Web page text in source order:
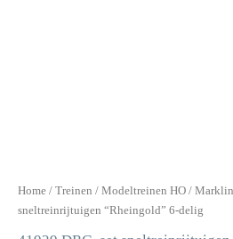
Home / Treinen / Modeltreinen HO / Marklin
sneltreinrijtuigen “Rheingold” 6-delig